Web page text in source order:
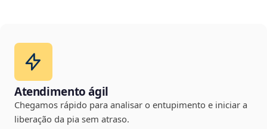
Atendimento ágil
Chegamos rápido para analisar o entupimento e iniciar a
liberação da pia sem atraso.